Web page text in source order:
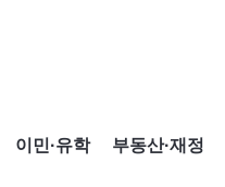
이민·유학 부동산·재정